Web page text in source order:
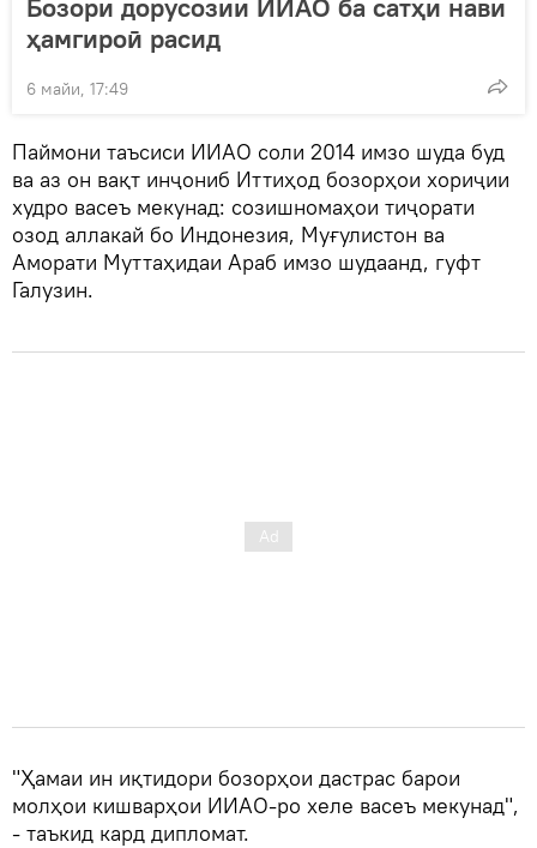
Бозори дорусозии ИИАО ба сатҳи нави
ҳамгироӣ расид
6 майи, 17:49
Паймони таъсиси ИИАО соли 2014 имзо шуда буд
ва аз он вақт инҷониб Иттиҳод бозорҳои хориҷии
худро васеъ мекунад: созишномаҳои тиҷорати
озод аллакай бо Индонезия, Муғулистон ва
Аморати Муттаҳидаи Араб имзо шудаанд, гуфт
Галузин.
"Ҳамаи ин иқтидори бозорҳои дастрас барои
молҳои кишварҳои ИИАО-ро хеле васеъ мекунад",
- таъкид кард дипломат.